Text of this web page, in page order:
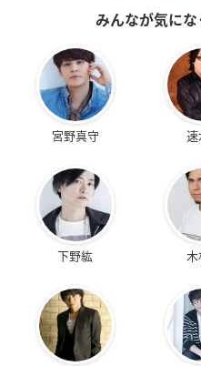
みんなが気に
宮野真守 速
下野紘 木